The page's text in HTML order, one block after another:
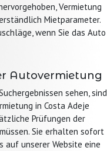
Vermietung
Mietparameter.
wenn Sie das Auto
Autovermietung
sehen, sind
in Costa Adeje
Prüfungen der
Sie erhalten sofort
auf unserer Website eine